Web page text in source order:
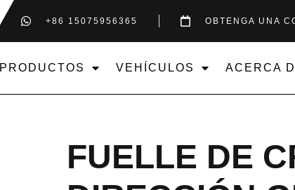
+86 15075956365 OBTENGA UNA
PRODUCTOS VEHÍCULOS ACERCA
FUELLE DE